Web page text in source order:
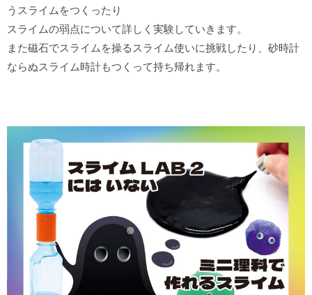
お知らせ
SNS
個人情報保護方針
サイトポリシー
ソーシャルメディアポリシー
うスライムをつくったり
スライムの弱点について詳しく実験していきます。
また磁石でスライムを操るスライム使いに挑戦したり、砂時計
ならぬスライム時計もつくって持ち帰れます。